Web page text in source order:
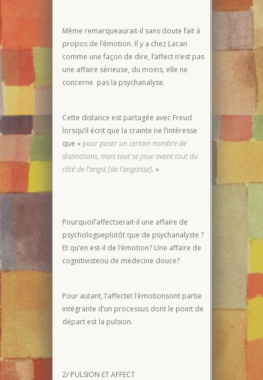
Même remarqueaurait-il sans doute fait à
propos de l’émotion. Il y a chez Lacan
comme une façon de dire, l’affect n’est pas
une affaire sérieuse, du moins, elle ne
concerne pas la psychanalyse.
Cette distance est partagée avec Freud
lorsqu’il écrit que la crainte ne l’intéresse
que « pour poser un certain nombre de
distinctions, mais tout se joue avant tout du
côté de l’angst [de l’angoisse]. »
Pourquoil’affectserait-il une affaire de
psychologueplutôt que de psychanalyste ?
Et qu’en est-il de l’émotion? Une affaire de
cognitivisteou de médecine douce?
Pour autant, l’affectet l’émotionsont partie
intégrante d’un processus dont le point de
départ est la pulsion.
2/ PULSION ET AFFECT